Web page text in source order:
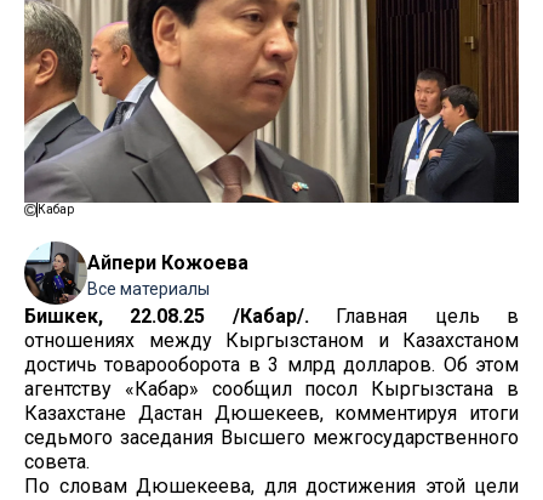
Кабар
Айпери Кожоева
Все материалы
Бишкек, 22.08.25 /Кабар/. Главная цель в
отношениях между Кыргызстаном и Казахстаном
достичь товарооборота в 3 млрд долларов. Об этом
агентству «Кабар» сообщил посол Кыргызстана в
Казахстане Дастан Дюшекеев, комментируя итоги
седьмого заседания Высшего межгосударственного
совета.
По словам Дюшекеева, для достижения этой цели